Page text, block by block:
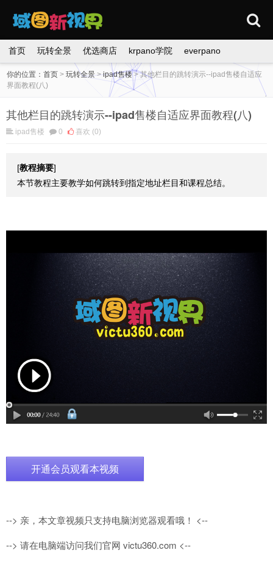
首页 玩转全景 优选商店 krpano学院 everpano
你的位置：首页 > 玩转全景 > ipad售楼 > 其他栏目的跳转演示--ipad售楼自适应
界面教程(八)
其他栏目的跳转演示--ipad售楼自适应界面教程(八)
ipad售楼 0 喜欢 (0)
[教程摘要]
本节教程主要教学如何跳转到指定地址栏目和课程总结。
开通会员观看本视频
--> 亲，本文章视频只支持电脑浏览器观看哦！ <--
--> 请在电脑端访问我们官网 victu360.com <--